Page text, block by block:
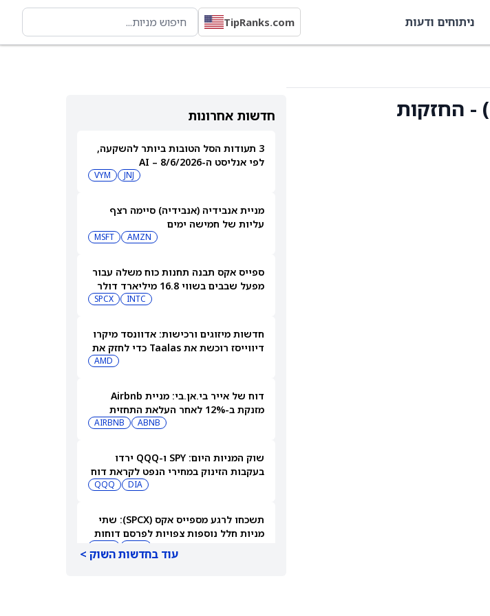
ניתוחים ודעות TipRanks.com
חדשות אחרונות
3 תעודות הסל הטובות ביותר להשקעה,
לפי אנליסט ה-AI – 8/6/2026
JNJ
VYM
מניית אנבידיה (אנבידיה) סיימה רצף
עליות של חמישה ימים
AMZN
MSFT
ספייס אקס תבנה תחנות כוח משלה עבור
מפעל שבבים בשווי 16.8 מיליארד דולר
INTC
SPCX
חדשות מיזוגים ורכישות: אדוונסד מיקרו
דיווייסז רוכשת את Taalas כדי לחזק את
AMD
דוח של אייר בי.אן.בי: מניית Airbnb
מזנקת ב-12% לאחר העלאת התחזית
ABNB
AIRBNB
שוק המניות היום: SPY ו-QQQ ירדו
בעקבות הזינוק במחירי הנפט לקראת דוח
DIA
QQQ
תשכחו לרגע מספייס אקס (SPCX): שתי
מניות חלל נוספות צפויות לפרסם דוחות
עוד בחדשות השוק >